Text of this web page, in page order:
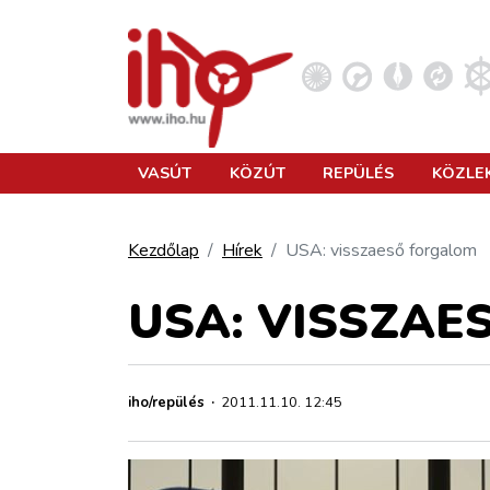
KÖZLEKEDÉSFEJLESZTÉS
VASÚT KÖZÚT REPÜLÉS
Kezdőlap Hírek USA: visszaeső forgalom
USA:
iho/repülés · 2011.11.10. 12:45